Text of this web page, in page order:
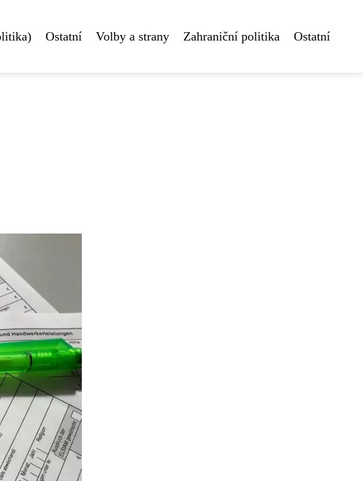
Ostatní Volby a strany Zahraniční politika Ostatní